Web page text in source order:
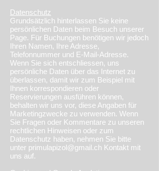
Datenschutz
Grundsätzlich hinterlassen Sie keine
persönlichen Daten beim Besuch unserer
Page. Für Buchungen benötigen wir jedoch
Ihren Namen, Ihre Adresse,
Telefonnummer und E-Mail-Adresse.
Wenn Sie sich entschliessen, uns
persönliche Daten über das Internet zu
überlassen, damit wir zum Beispiel mit
Ihnen korrespondieren oder
Reservierungen ausführen können,
behalten wir uns vor, diese Angaben für
Marketingzwecke zu verwenden. Wenn
Sie Fragen oder Kommentare zu unseren
rechtlichen Hinweisen oder zum
Datenschutz haben, nehmen Sie bitte
unter primulapizol@gmail.ch Kontakt mit
uns auf.